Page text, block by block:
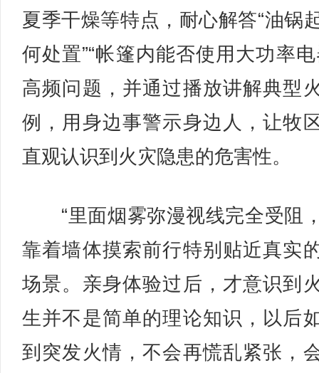
夏季干燥等特点，耐心解答“油锅
何处置”“帐篷内能否使用大功率电
高频问题，并通过播放讲解典型
例，用身边事警示身边人，让牧
直观认识到火灾隐患的危害性。
“里面烟雾弥漫视线完全受阻
靠着墙体摸索前行特别贴近真实
场景。亲身体验过后，才意识到
生并不是简单的理论知识，以后
到突发火情，不会再慌乱紧张，